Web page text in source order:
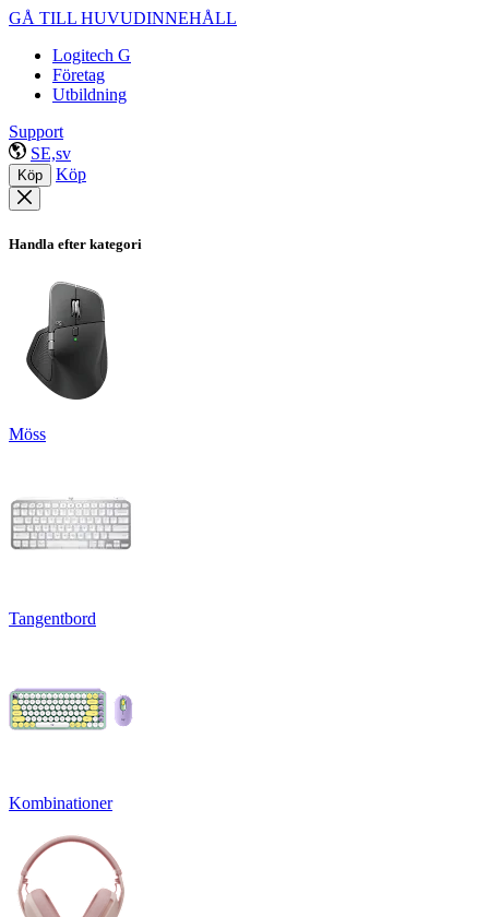
GÅ TILL HUVUDINNEHÅLL
Logitech G
Företag
Utbildning
Support
SE,sv
Köp Köp
Handla efter kategori
Möss
Tangentbord
Kombinationer